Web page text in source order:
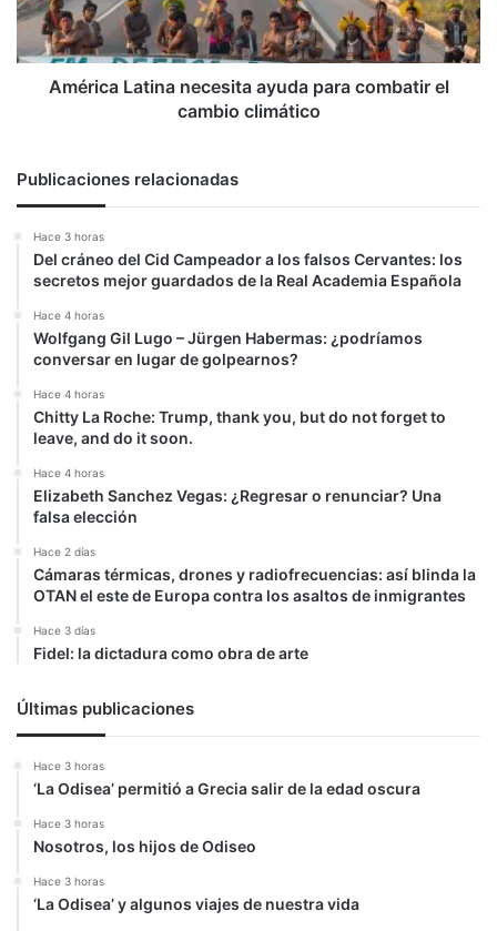
en
Wuhan
el
cambio
climático
América Latina necesita ayuda para combatir el
cambio climático
Publicaciones relacionadas
Hace 3 horas
Del cráneo del Cid Campeador a los falsos Cervantes: los
secretos mejor guardados de la Real Academia Española
Hace 4 horas
Wolfgang Gil Lugo – Jürgen Habermas: ¿podríamos
conversar en lugar de golpearnos?
Hace 4 horas
Chitty La Roche: Trump, thank you, but do not forget to
leave, and do it soon.
Hace 4 horas
Elizabeth Sanchez Vegas: ¿Regresar o renunciar? Una
falsa elección
Hace 2 días
Cámaras térmicas, drones y radiofrecuencias: así blinda la
OTAN el este de Europa contra los asaltos de inmigrantes
Hace 3 días
Fidel: la dictadura como obra de arte
Últimas publicaciones
Hace 3 horas
‘La Odisea’ permitió a Grecia salir de la edad oscura
Hace 3 horas
Nosotros, los hijos de Odiseo
Hace 3 horas
‘La Odisea’ y algunos viajes de nuestra vida